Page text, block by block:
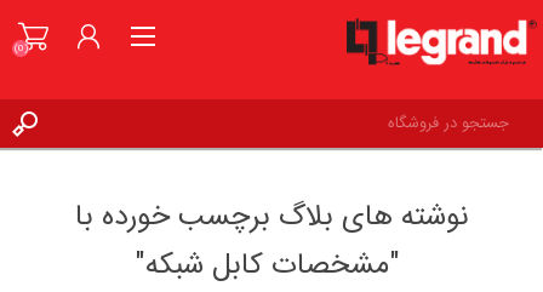
علاقه مندی ها(0)
(0)
نوشته های بلاگ برچسب خورده با
"مشخصات کابل شبکه"